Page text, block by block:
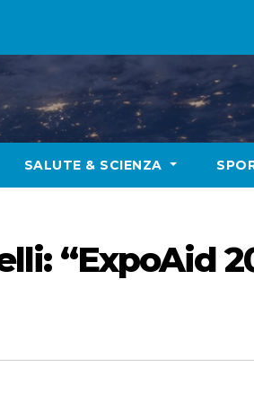
SALUTE & SCIENZA
“ExpoAid